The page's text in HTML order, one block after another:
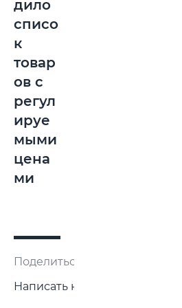
дило
списо
к
товар
ов с
регул
ируе
мыми
цена
ми
Поделиться:
Написать нам